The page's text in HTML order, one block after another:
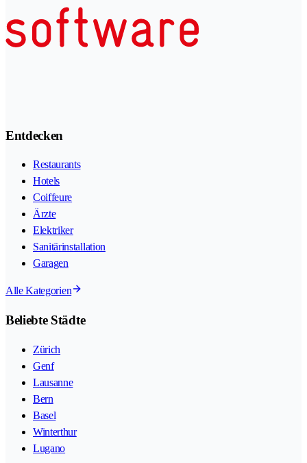
Entdecken
Restaurants
Hotels
Coiffeure
Ärzte
Elektriker
Sanitärinstallation
Garagen
Alle Kategorien
Beliebte Städte
Zürich
Genf
Lausanne
Bern
Basel
Winterthur
Lugano